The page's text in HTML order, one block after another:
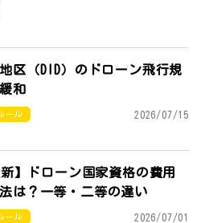
区（DID）のドローン飛行規
和
ール 2026/07/15
新】ドローン国家資格の費用
は？一等・二等の違い
ール 2026/07/01